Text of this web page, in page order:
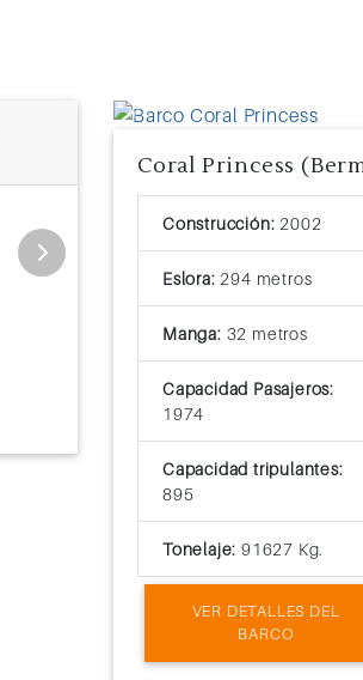
Exterior
Tamaño: 14m2
Incluye dos camas simples
televisor, nevera, ropero y
Previous
Construcción: 2002
Eslora: 294 metros
Manga: 32 metros
Capacidad Pasajeros:
1974
Capacidad tripulantes:
895
Tonelaje: 91627 Kg.
VER DETALLES DEL
BARCO